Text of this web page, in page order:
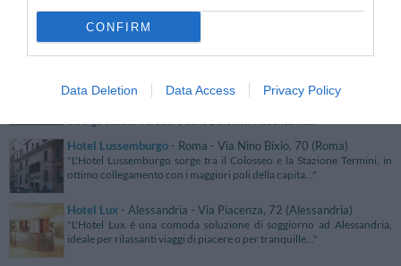
CONFIRM
Data Deletion Data Access Privacy Policy
Hotel Lungomare L. & B.- Marina Centro - Viale Vespucci, 18
(Rimini)
"L'Hotel Lungomare L&B si trova a Marina Centro nel cuore della viva
Riviera Romagnola. Caratterizzato da un design inno..."
Pordoi, 9 (Trento)
Hotel Lussemburgo - Roma - Via Nino Bixio, 70 (Roma)
"L'Hotel Lussemburgo sorge tra il Colosseo e la Stazione Termini, in
ottimo collegamento con i maggiori poli della capita..."
Hotel Lux - Alessandria - Via Piacenza, 72 (Alessandria)
"L'Hotel Lux è una comoda soluzione di soggiorno ad Alessandria,
ideale per rilassanti viaggi di piacere o per tranquille..."